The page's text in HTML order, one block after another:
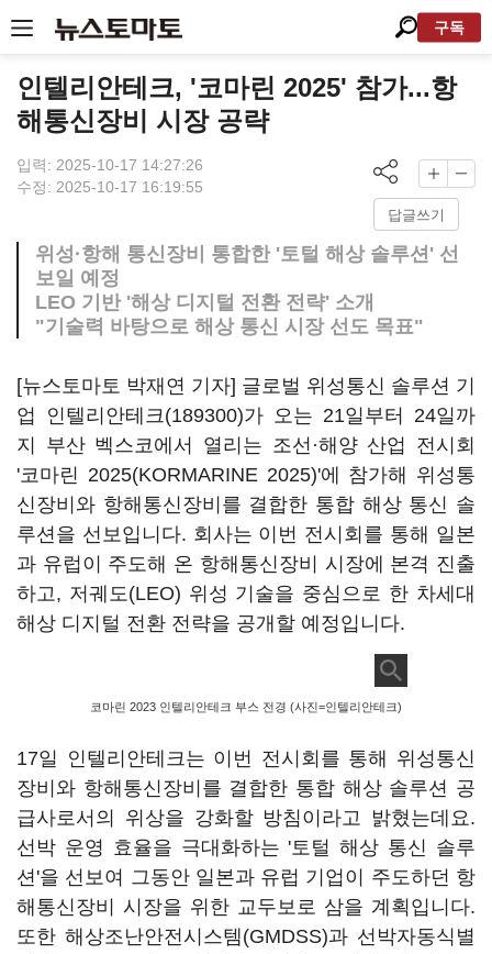
구독
인텔리안테크, '코마린 2025' 참가...항
해통신장비 시장 공략
입력: 2025-10-17 14:27:26
수정: 2025-10-17 16:19:55
답글쓰기
위성·항해 통신장비 통합한 '토털 해상 솔루션' 선
보일 예정
LEO 기반 '해상 디지털 전환 전략' 소개
"기술력 바탕으로 해상 통신 시장 선도 목표"
[뉴스토마토 박재연 기자] 글로벌 위성통신 솔루션 기
업 인텔리안테크(189300)가 오는 21일부터 24일까
지 부산 벡스코에서 열리는 조선·해양 산업 전시회
'코마린 2025(KORMARINE 2025)'에 참가해 위성통
신장비와 항해통신장비를 결합한 통합 해상 통신 솔
루션을 선보입니다. 회사는 이번 전시회를 통해 일본
과 유럽이 주도해 온 항해통신장비 시장에 본격 진출
하고, 저궤도(LEO) 위성 기술을 중심으로 한 차세대
해상 디지털 전환 전략을 공개할 예정입니다.
코마린 2023 인텔리안테크 부스 전경 (사진=인텔리안테크)
17일 인텔리안테크는 이번 전시회를 통해 위성통신
장비와 항해통신장비를 결합한 통합 해상 솔루션 공
급사로서의 위상을 강화할 방침이라고 밝혔는데요.
선박 운영 효율을 극대화하는 '토털 해상 통신 솔루
션'을 선보여 그동안 일본과 유럽 기업이 주도하던 항
해통신장비 시장을 위한 교두보로 삼을 계획입니다.
또한 해상조난안전시스템(GMDSS)과 선박자동식별